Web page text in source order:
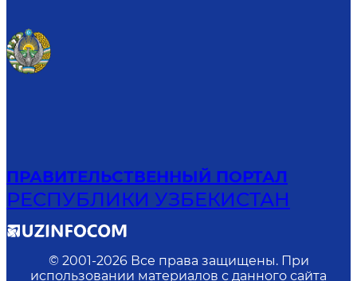
ПРАВИТЕЛЬСТВЕННЫЙ ПОРТАЛ
РЕСПУБЛИКИ УЗБЕКИСТАН
© 2001-2026 Все права защищены. При
использовании материалов с данного сайта